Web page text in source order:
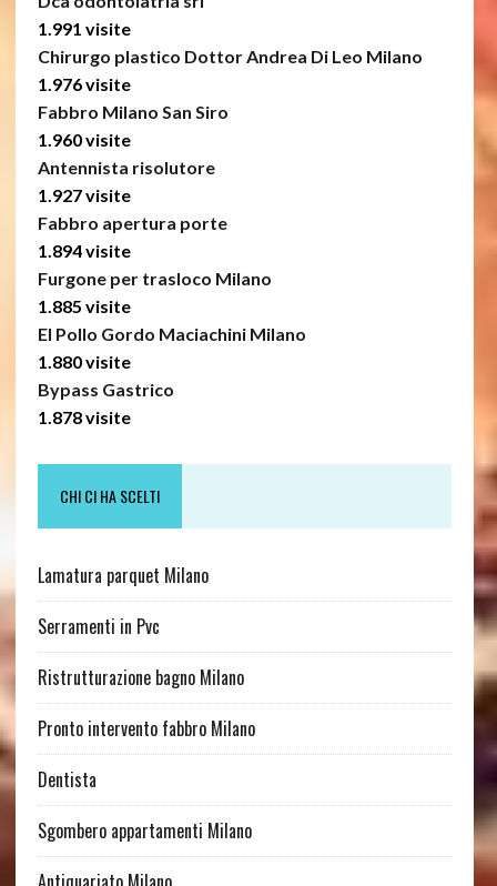
1.991 visite
Chirurgo plastico Dottor Andrea Di Leo Milano
1.976 visite
Fabbro Milano San Siro
1.960 visite
Antennista risolutore
1.927 visite
Fabbro apertura porte
1.894 visite
Furgone per trasloco Milano
1.885 visite
El Pollo Gordo Maciachini Milano
1.880 visite
Bypass Gastrico
1.878 visite
CHI CI HA SCELTI
Lamatura parquet Milano
Serramenti in Pvc
Ristrutturazione bagno Milano
Pronto intervento fabbro Milano
Dentista
Sgombero appartamenti Milano